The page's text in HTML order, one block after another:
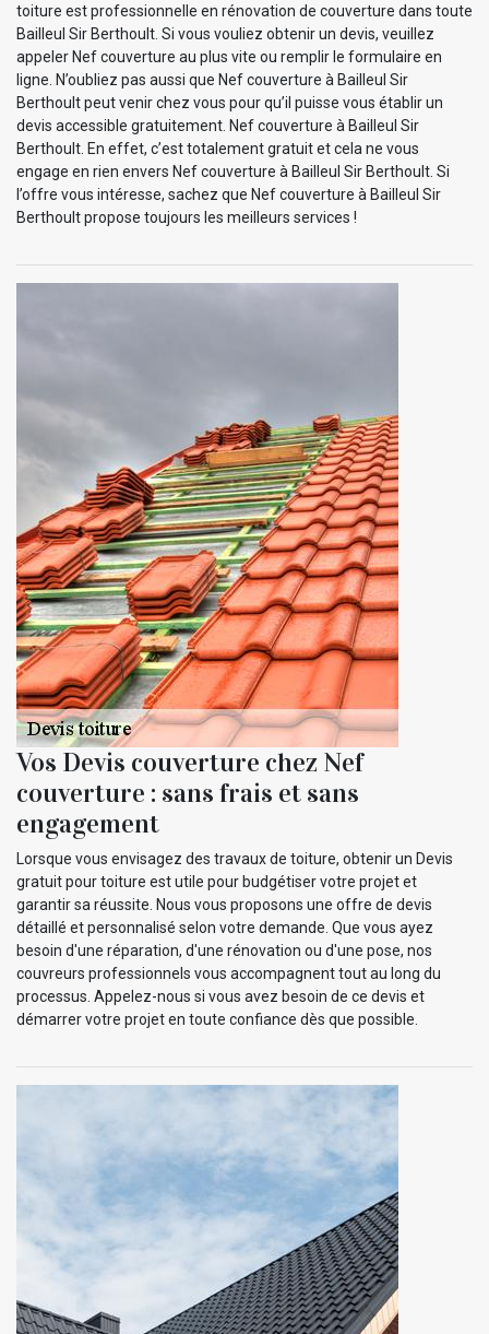
toiture est professionnelle en rénovation de couverture dans toute
Bailleul Sir Berthoult. Si vous vouliez obtenir un devis, veuillez
appeler Nef couverture au plus vite ou remplir le formulaire en
ligne. N’oubliez pas aussi que Nef couverture à Bailleul Sir
Berthoult peut venir chez vous pour qu’il puisse vous établir un
devis accessible gratuitement. Nef couverture à Bailleul Sir
Berthoult. En effet, c’est totalement gratuit et cela ne vous
engage en rien envers Nef couverture à Bailleul Sir Berthoult. Si
l’offre vous intéresse, sachez que Nef couverture à Bailleul Sir
Berthoult propose toujours les meilleurs services !
Vos Devis couverture chez Nef
couverture : sans frais et sans
engagement
Lorsque vous envisagez des travaux de toiture, obtenir un Devis
gratuit pour toiture est utile pour budgétiser votre projet et
garantir sa réussite. Nous vous proposons une offre de devis
détaillé et personnalisé selon votre demande. Que vous ayez
besoin d'une réparation, d'une rénovation ou d'une pose, nos
couvreurs professionnels vous accompagnent tout au long du
processus. Appelez-nous si vous avez besoin de ce devis et
démarrer votre projet en toute confiance dès que possible.